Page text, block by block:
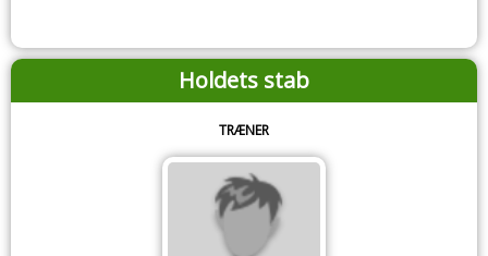
Holdets stab
TRÆNER